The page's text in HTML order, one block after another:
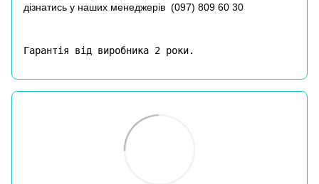
дізнатись у наших менеджерів (097) 809 60 30
Гарантія від виробника 2 роки.